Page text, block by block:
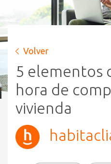
Volver
5 elementos
hora de
vivienda